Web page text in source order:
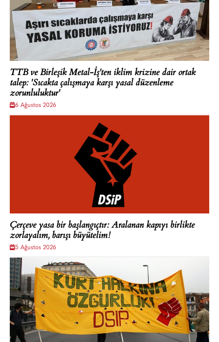
TTB ve Birleşik Metal-İş'ten iklim krizine dair ortak
talep: 'Sıcakta çalışmaya karşı yasal düzenleme
zorunluluktur'
6 Ağustos 2026
Çerçeve yasa bir başlangıçtır: Aralanan kapıyı birlikte
zorlayalım, barışı büyütelim!
5 Ağustos 2026